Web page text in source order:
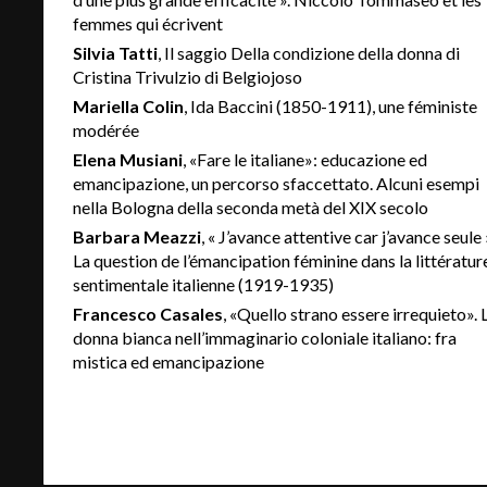
femmes qui écrivent
Silvia Tatti, Il saggio Della condizione della donna di
Cristina Trivulzio di Belgiojoso
Mariella Colin , Ida Baccini (1850-1911), une féministe
modérée
Elena Musiani, «Fare le italiane»: educazione ed
emancipazione, un percorso sfaccettato. Alcuni esempi
nella Bologna della seconda metà del XIX secolo
Barbara Meazzi, « J’avance attentive car j’avance seule
La question de l’émancipation féminine dans la
sentimentale italienne (1919-1935)
Francesco Casales , «Quello strano essere irrequieto».
donna bianca nell’immaginario coloniale italiano: fra
mistica ed emancipazione